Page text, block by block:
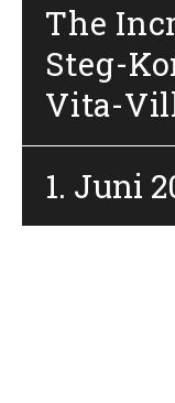
The
Steg-
Vita-
1. Juni